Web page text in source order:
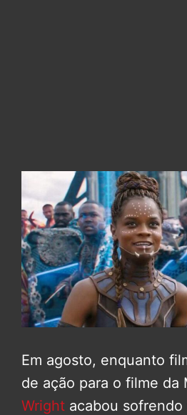
Em agosto, enquanto
de ação para o filme da
Wright acabou